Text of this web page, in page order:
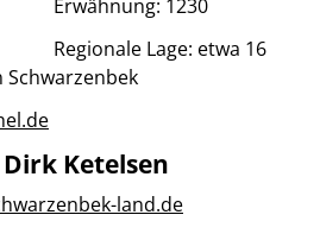
Erwähnung: 1230
Regionale Lage: etwa 16
Ketelsen
land.de